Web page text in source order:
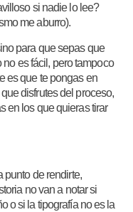
si nadie lo lee?
me aburro).
para que sepas que
es fácil, pero tampoco
es que te pongas en
disfrutes del proceso,
en los que quieras tirar
punto de rendirte,
no van a notar si
o si la tipografía no es la